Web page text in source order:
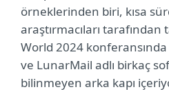
örneklerinden biri, kısa
araştırmacıları tarafından
World 2024
ve LunarMail adlı birkaç
bilinmeyen arka kapı